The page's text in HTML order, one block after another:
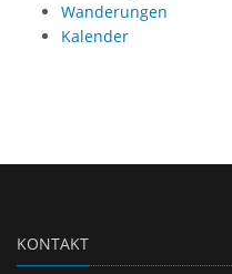
Wanderungen
Kalender
KONTAKT